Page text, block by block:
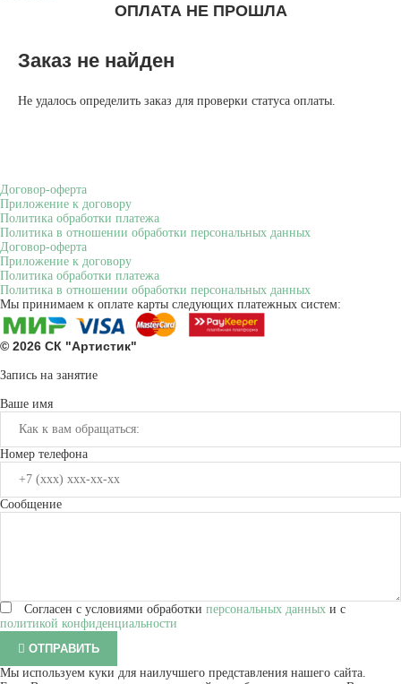
ОПЛАТА НЕ ПРОШЛА
Заказ не найден
Не удалось определить заказ для проверки статуса оплаты.
Договор-оферта
Приложение к договору
Политика обработки платежа
Политика в отношении обработки персональных данных
Договор-оферта
Приложение к договору
Политика обработки платежа
Политика в отношении обработки персональных данных
Мы принимаем к оплате карты следующих платежных систем:
© 2026 СК "Артистик"
Запись на занятие
Ваше имя
Номер телефона
Сообщение
Согласен с условиями обработки персональных данных и с
политикой конфиденциальности
ОТПРАВИТЬ
Мы используем куки для наилучшего представления нашего сайта.